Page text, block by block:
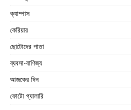
ক্যাম্পাস
কেরিয়ার
ছোটোদের পাতা
ব্যবসা-বাণিজ্য
আজকের দিন
ফোটো গ্যালারি